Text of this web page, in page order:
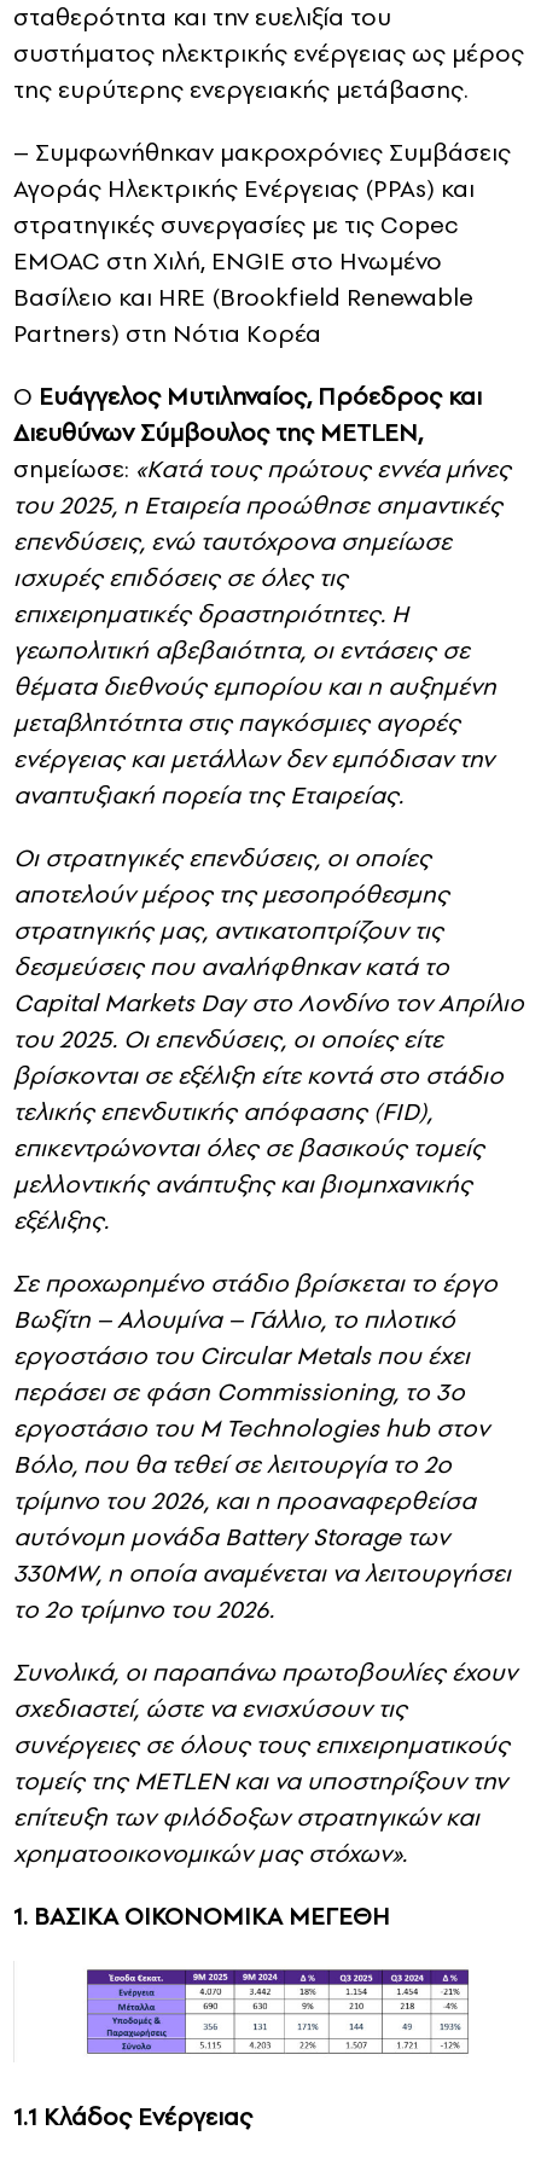
σταθερότητα και την ευελιξία του
συστήματος ηλεκτρικής ενέργειας ως μέρος
της ευρύτερης ενεργειακής μετάβασης.
– Συμφωνήθηκαν μακροχρόνιες Συμβάσεις
Αγοράς Ηλεκτρικής Ενέργειας (PPAs) και
στρατηγικές συνεργασίες με τις Copec
EMOAC στη Χιλή, ENGIE στο Ηνωμένο
Βασίλειο και HRE (Brookfield Renewable
Partners) στη Νότια Κορέα
O Ευάγγελος Μυτιληναίος, Πρόεδρος και
Διευθύνων Σύμβουλος της METLEN,
σημείωσε: «Κατά τους πρώτους εννέα μήνες
του 2025, η Εταιρεία προώθησε σημαντικές
επενδύσεις, ενώ ταυτόχρονα σημείωσε
ισχυρές επιδόσεις σε όλες τις
επιχειρηματικές δραστηριότητες. Η
γεωπολιτική αβεβαιότητα, οι εντάσεις σε
θέματα διεθνούς εμπορίου και η αυξημένη
μεταβλητότητα στις παγκόσμιες αγορές
ενέργειας και μετάλλων δεν εμπόδισαν την
αναπτυξιακή πορεία της Εταιρείας.
Οι στρατηγικές επενδύσεις, οι οποίες
αποτελούν μέρος της μεσοπρόθεσμης
στρατηγικής μας, αντικατοπτρίζουν τις
δεσμεύσεις που αναλήφθηκαν κατά το
Capital Markets Dayστο Λονδίνο τον Απρίλιο
του 2025. Οι επενδύσεις, οι οποίες είτε
βρίσκονται σε εξέλιξη είτε κοντά στο στάδιο
τελικής επενδυτικής απόφασης (FID),
επικεντρώνονται όλες σε βασικούς τομείς
μελλοντικής ανάπτυξης και βιομηχανικής
εξέλιξης.
Σε προχωρημένο στάδιο βρίσκεται το έργο
Βωξίτη – Αλουμίνα – Γάλλιο, το πιλοτικό
εργοστάσιο του Circular Metalsπου έχει
περάσει σε φάση Commissioning, το 3ο
εργοστάσιο του M Technologies hubστον
Βόλο, που θα τεθεί σε λειτουργία το 2ο
τρίμηνο του 2026, και η προαναφερθείσα
αυτόνομη μονάδα Battery Storageτων
330MW, η οποία αναμένεται να λειτουργήσει
το 2ο τρίμηνο του 2026.
Συνολικά, οι παραπάνω πρωτοβουλίες έχουν
σχεδιαστεί, ώστε να ενισχύσουν τις
συνέργειες σε όλους τους επιχειρηματικούς
τομείς της METLENκαι να υποστηρίξουν την
επίτευξη των φιλόδοξων στρατηγικών και
χρηματοοικονομικών μας στόχων».
1. ΒΑΣΙΚΑ ΟΙΚΟΝΟΜΙΚΑ ΜΕΓΕΘΗ
1.1 Κλάδος Ενέργειας